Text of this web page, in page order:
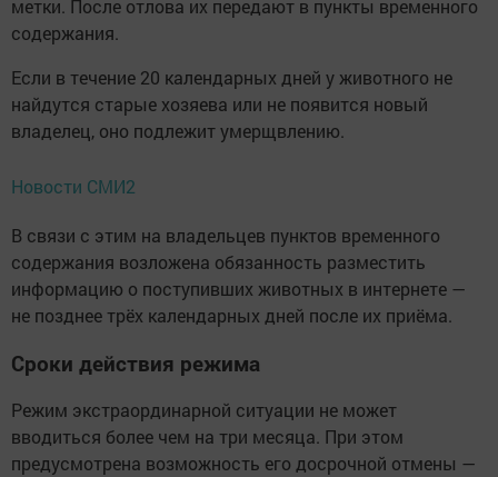
метки. После отлова их передают в пункты временного
содержания.
Если в течение 20 календарных дней у животного не
найдутся старые хозяева или не появится новый
владелец, оно подлежит умерщвлению.
Новости СМИ2
В связи с этим на владельцев пунктов временного
содержания возложена обязанность разместить
информацию о поступивших животных в интернете —
не позднее трёх календарных дней после их приёма.
Сроки действия режима
Режим экстраординарной ситуации не может
вводиться более чем на три месяца. При этом
предусмотрена возможность его досрочной отмены —